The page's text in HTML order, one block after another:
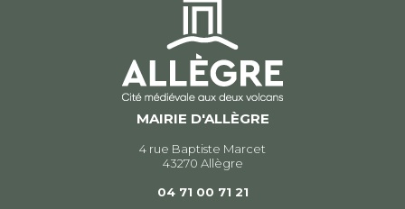
MAIRIE D'ALLÈGRE
4 rue Baptiste Marcet
43270 Allègre
04 71 00 71 21